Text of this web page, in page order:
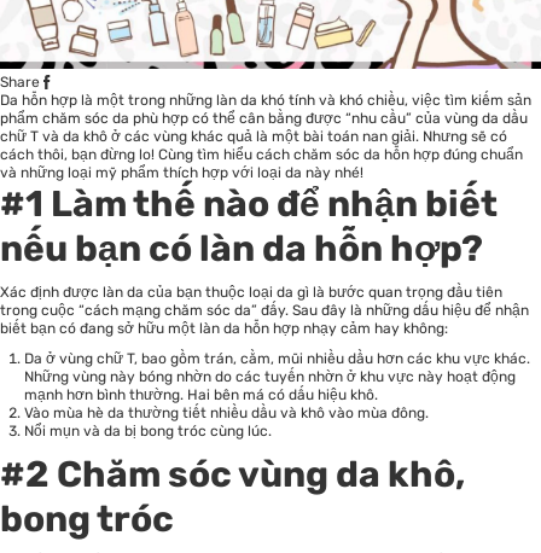
Share
Da hỗn hợp là một trong những làn da khó tính và khó chiều, việc tìm kiếm sản
phẩm chăm sóc da phù hợp có thể cân bằng được “nhu cầu” của vùng da dầu
chữ T và da khô ở các vùng khác quả là một bài toán nan giải. Nhưng sẽ có
cách thôi, bạn đừng lo! Cùng tìm hiểu cách chăm sóc da hỗn hợp đúng chuẩn
và những loại mỹ phẩm thích hợp với loại da này nhé!
#1 Làm thế nào để nhận biết
nếu bạn có làn da hỗn hợp?
Xác định được làn da của bạn thuộc loại da gì là bước quan trọng đầu tiên
trong cuộc “cách mạng chăm sóc da” đấy. Sau đây là những dấu hiệu để nhận
biết bạn có đang sở hữu một làn da hỗn hợp nhạy cảm hay không:
Da ở vùng chữ T, bao gồm trán, cằm, mũi nhiều dầu hơn các khu vực khác.
Những vùng này bóng nhờn do các tuyến nhờn ở khu vực này hoạt động
mạnh hơn bình thường. Hai bên má có dấu hiệu khô.
Vào mùa hè da thường tiết nhiều dầu và khô vào mùa đông.
Nổi mụn và da bị bong tróc cùng lúc.
#2 Chăm sóc vùng da khô,
bong tróc